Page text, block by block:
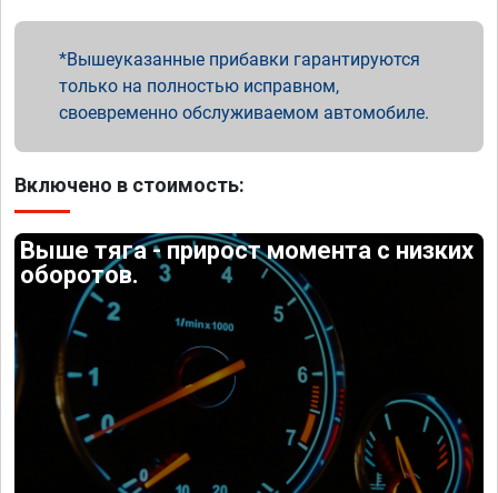
Вышеуказанные прибавки гарантируются
только на полностью исправном,
своевременно обслуживаемом автомобиле.
Включено в стоимость:
Выше тяга - прирост момента с низких
оборотов.